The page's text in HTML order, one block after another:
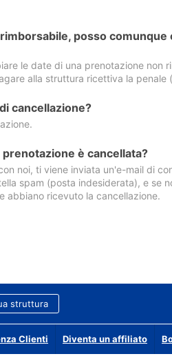
posso
le date di una prenotazione non
alla struttura ricettiva la penale
cancellazione?
è cancellata?
noi, ti viene inviata un'e-mail di
spam (posta indesiderata), e se
abbiano ricevuto la cancellazione.
struttura
Clienti Diventa un affiliato